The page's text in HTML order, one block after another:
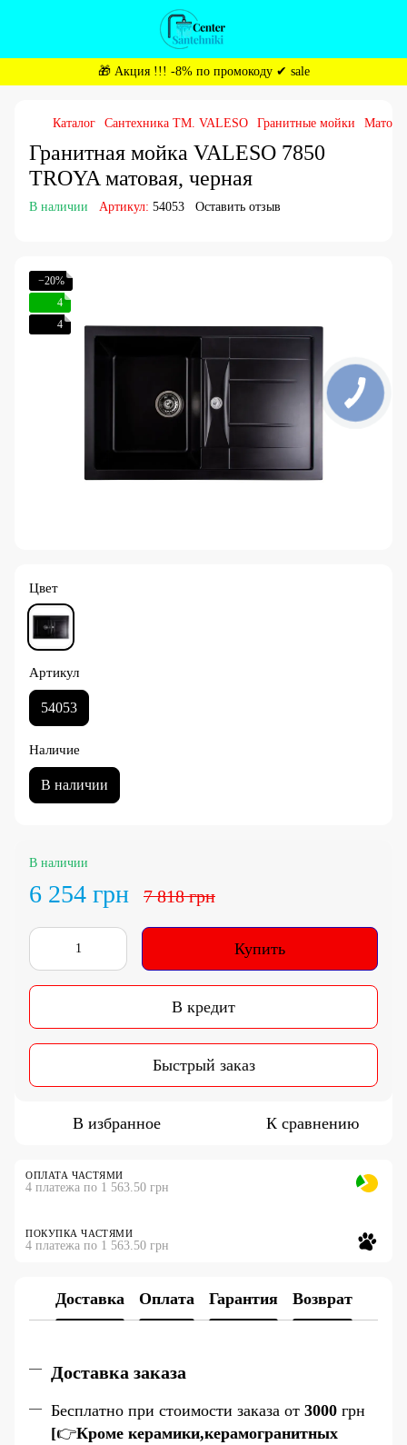
🎁 Акция !!! -8% по промокоду ✔ sale
Каталог Сантехника ТМ. VALESO Гранитные мойки
Гранитная мойка VALESO 7850
TROYA матовая, черная
В наличии Артикул: 54053 Оставить отзыв
−20%
4
4
Цвет
Артикул
54053
Наличие
В наличии
В наличии
6 254 грн 7 818 грн
Купить
В кредит
Быстрый заказ
В избранное К сравнению
ОПЛАТА ЧАСТЯМИ
4 платежа по 1 563.50 грн
ПОКУПКА ЧАСТЯМИ
4 платежа по 1 563.50 грн
Доставка Оплата Гарантия Возврат
Доставка заказа
Бесплатно при стоимости заказа от 3000 грн
[👉Кроме керамики,керамогранитных